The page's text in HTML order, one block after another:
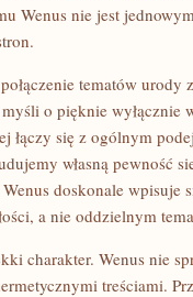
Wenus nie jest
tematów urody
o pięknie wyłącznie
łączy się z ogólnym
własną pewność
doskonale wpisuje
a nie oddzielnym
charakter. Wenus nie
treściami.